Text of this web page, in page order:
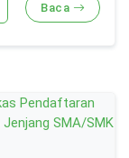
Baca